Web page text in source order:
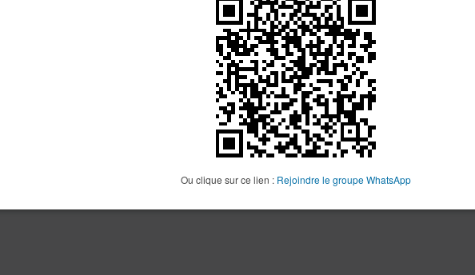
Ou clique sur ce lien : Rejoindre le groupe WhatsApp